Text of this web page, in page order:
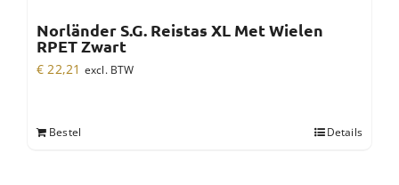
Norländer S.G. Reistas XL Met Wielen
RPET Zwart
€ 22,21 excl. BTW
Bestel Details